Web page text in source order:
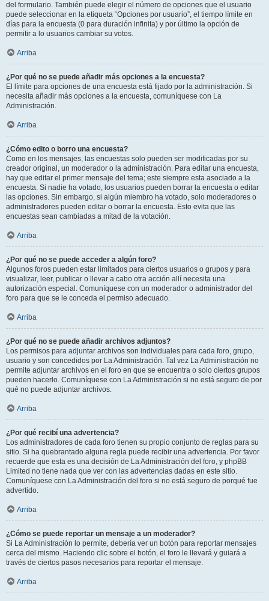
del formulario. También puede elegir el número de opciones que el usuario
puede seleccionar en la etiqueta “Opciones por usuario”, el tiempo límite en
días para la encuesta (0 para duración infinita) y por último la opción de
permitir a lo usuarios cambiar su votos.
Arriba
¿Por qué no se puede añadir más opciones a la encuesta?
El límite para opciones de una encuesta está fijado por la administración. Si
necesita añadir más opciones a la encuesta, comuníquese con La
Administración.
Arriba
¿Cómo edito o borro una encuesta?
Como en los mensajes, las encuestas solo pueden ser modificadas por su
creador original, un moderador o la administración. Para editar una encuesta,
hay que editar el primer mensaje del tema; este siempre esta asociado a la
encuesta. Si nadie ha votado, los usuarios pueden borrar la encuesta o editar
las opciones. Sin embargo, si algún miembro ha votado, solo moderadores o
administradores pueden editar o borrar la encuesta. Esto evita que las
encuestas sean cambiadas a mitad de la votación.
Arriba
¿Por qué no se puede acceder a algún foro?
Algunos foros pueden estar limitados para ciertos usuarios o grupos y para
visualizar, leer, publicar o llevar a cabo otra acción allí necesita una
autorización especial. Comuníquese con un moderador o administrador del
foro para que se le conceda el permiso adecuado.
Arriba
¿Por qué no se puede añadir archivos adjuntos?
Los permisos para adjuntar archivos son individuales para cada foro, grupo,
usuario y son concedidos por La Administración. Tal vez La Administración no
permite adjuntar archivos en el foro en que se encuentra o solo ciertos grupos
pueden hacerlo. Comuníquese con La Administración si no está seguro de por
qué no puede adjuntar archivos.
Arriba
¿Por qué recibí una advertencia?
Los administradores de cada foro tienen su propio conjunto de reglas para su
sitio. Si ha quebrantado alguna regla puede recibir una advertencia. Por favor
recuerde que esta es una decisión de La Administración del foro, y phpBB
Limited no tiene nada que ver con las advertencias dadas en este sitio.
Comuníquese con La Administración del foro si no está seguro de porqué fue
advertido.
Arriba
¿Cómo se puede reportar un mensaje a un moderador?
Si La Administración lo permite, debería ver un botón para reportar mensajes
cerca del mismo. Haciendo clic sobre el botón, el foro le llevará y guiará a
través de ciertos pasos necesarios para reportar el mensaje.
Arriba